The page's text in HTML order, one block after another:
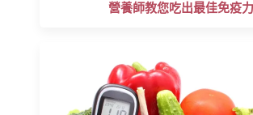
營養師教您吃出最佳免疫力